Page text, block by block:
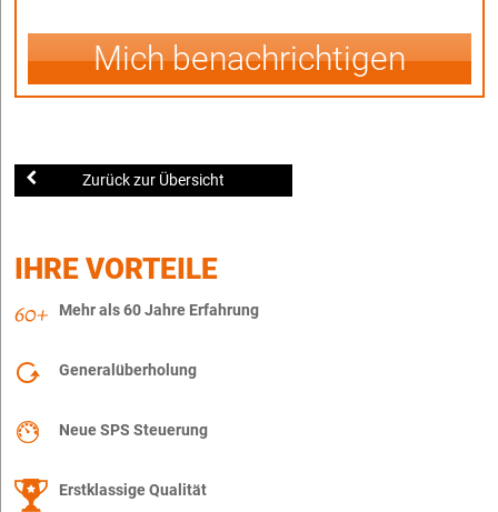
Mich benachrichtigen
Zurück zur Übersicht
IHRE VORTEILE
Mehr als 60 Jahre Erfahrung
Generalüberholung
Neue SPS Steuerung
Erstklassige Qualität